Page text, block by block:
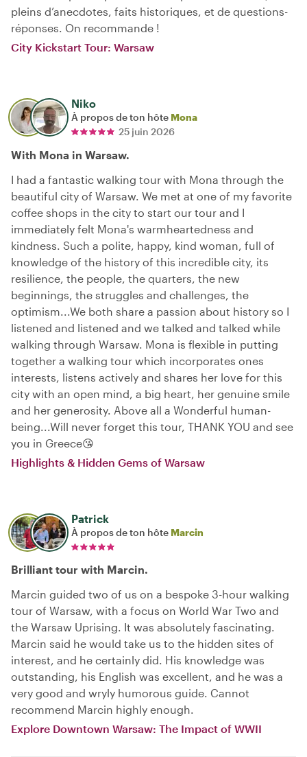
pleins d’anecdotes, faits historiques, et de questions-
réponses. On recommande !
City Kickstart Tour: Warsaw
Niko
À propos de ton hôte Mona
25 juin 2026
With Mona in Warsaw.
I had a fantastic walking tour with Mona through the
beautiful city of Warsaw. We met at one of my favorite
coffee shops in the city to start our tour and I
immediately felt Mona's warmheartedness and
kindness. Such a polite, happy, kind woman, full of
knowledge of the history of this incredible city, its
resilience, the people, the quarters, the new
beginnings, the struggles and challenges, the
optimism...We both share a passion about history so I
listened and listened and we talked and talked while
walking through Warsaw. Mona is flexible in putting
together a walking tour which incorporates ones
interests, listens actively and shares her love for this
city with an open mind, a big heart, her genuine smile
and her generosity. Above all a Wonderful human-
being...Will never forget this tour, THANK YOU and see
you in Greece😘
Highlights & Hidden Gems of Warsaw
Patrick
À propos de ton hôte Marcin
Brilliant tour with Marcin.
Marcin guided two of us on a bespoke 3-hour walking
tour of Warsaw, with a focus on World War Two and
the Warsaw Uprising. It was absolutely fascinating.
Marcin said he would take us to the hidden sites of
interest, and he certainly did. His knowledge was
outstanding, his English was excellent, and he was a
very good and wryly humorous guide. Cannot
recommend Marcin highly enough.
Explore Downtown Warsaw: The Impact of WWII